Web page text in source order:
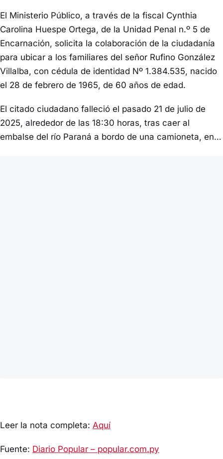
El Ministerio Público, a través de la fiscal Cynthia
Carolina Huespe Ortega, de la Unidad Penal n.º 5 de
Encarnación, solicita la colaboración de la ciudadanía
para ubicar a los familiares del señor Rufino González
Villalba, con cédula de identidad Nº 1.384.535, nacido
el 28 de febrero de 1965, de 60 años de edad.
El citado ciudadano falleció el pasado 21 de julio de
2025, alrededor de las 18:30 horas, tras caer al
embalse del río Paraná a bordo de una camioneta, en…
Leer la nota completa: Aquí
Fuente: Diario Popular – popular.com.py